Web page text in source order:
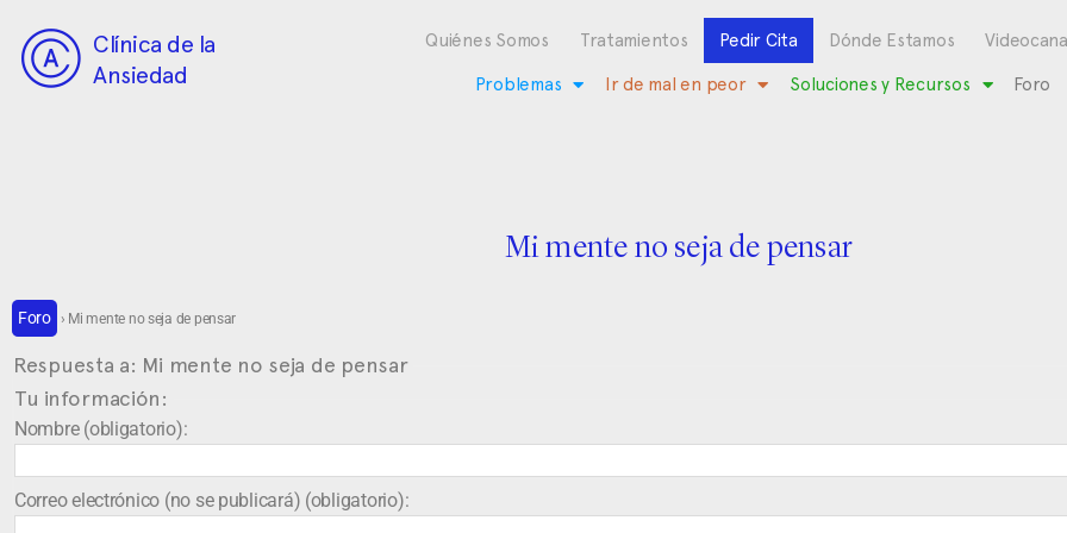
Clínica de la
Ansiedad
Quiénes Somos Tratamientos Pedir Cita Dónde Estamos
Problemas Ir de mal en peor Soluciones y Recursos Foro
Mi mente no seja de pensar
Foro › Mi mente no seja de pensar
Respuesta a: Mi mente no seja de pensar
Tu información:
Nombre (obligatorio):
Correo electrónico (no se publicará) (obligatorio):